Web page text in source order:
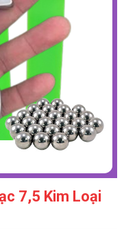
7,5 Kim Loại